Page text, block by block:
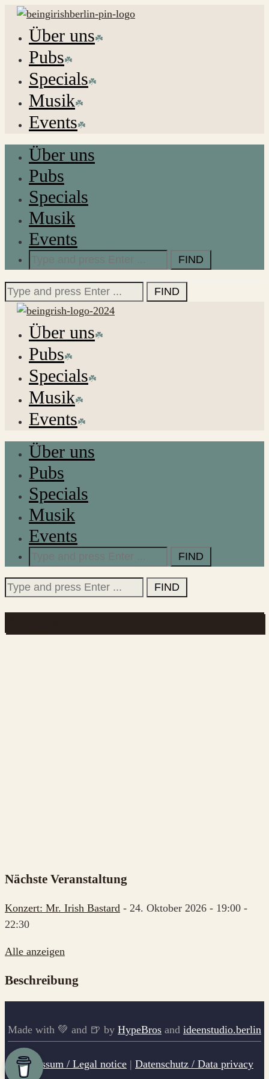
Über uns
Pubs
Specials
Musik
Events
Über uns
Pubs
Specials
Musik
Events
for:
Search
for:
Über uns
Pubs
Specials
Musik
Events
Über uns
Pubs
Specials
Musik
Events
for:
Search
for:
Nächste Veranstaltung
Konzert: Mr. Irish Bastard - 24. Oktober 2026 - 19:00 -
22:30
Alle anzeigen
Beschreibung
Made with 💚 and 🍺 by HypeBros and ideenstudio.berlin
Impressum / Legal notice | Datenschutz / Data privacy